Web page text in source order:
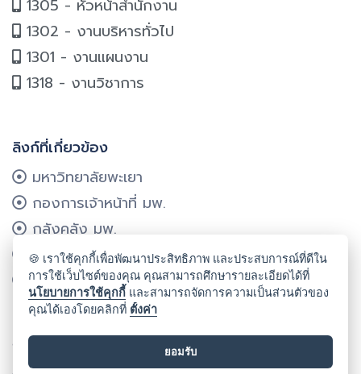
1305 - หัวหน้าสำนักงาน
1302 - งานบริหารทั่วไป
1301 - งานแผนงาน
1318 - งานวิชาการ
ลิงก์ที่เกี่ยวข้อง
มหาวิทยาลัยพะเยา
กองการเจ้าหน้าที่ มพ.
กลังคลัง มพ.
กองแผนงาน มพ.
ศูนย์บริการเทคโนโลยีฯ มพ.
ลิขสิทธิ์ © 2024 คณะรัฐศาสตร์และสังคมศาสตร์ มหาวิทยาลัยพะเยา
🍪 เราใช้คุกกี้เพื่อพัฒนาประสิทธิภาพ และประสบการณ์ที่ดีใน
การใช้เว็บไซต์ของคุณ คุณสามารถศึกษารายละเอียดได้ที่
นโยบายการใช้คุกกี้ และสามารถจัดการความเป็นส่วนตัวของ
คุณได้เองโดยคลิกที่ ตั้งค่า
ยอมรับ